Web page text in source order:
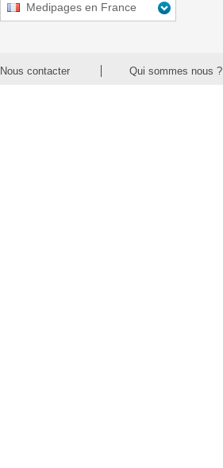
Medipages en France
Nous contacter Qui sommes nous ?